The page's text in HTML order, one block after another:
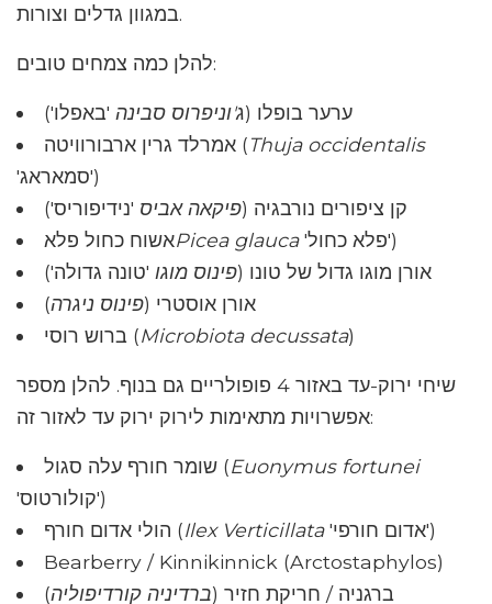
במגוון גדלים וצורות.
להלן כמה צמחים טובים:
ערער בופלו (ג'וניפרוס סבינה 'באפלו')
אמרלד גרין ארבורוויטה (Thuja occidentalis
'סמאראג')
קן ציפורים נורבגיה (פיקאה אביס 'נידיפוריס')
אשוח כחול פלאPicea glauca
'פלא כחול')
אורן מוגו גדול של טונו (פינוס מוגו 'טונה גדולה')
אורן אוסטרי (פינוס ניגרה)
ברוש רוסי (Microbiota decussata)
שיחי ירוק-עד באזור 4 פופולריים גם בנוף. להלן מספר
אפשרויות מתאימות לירוק ירוק עד לאזור זה:
שומר חורף עלה סגול (Euonymus fortunei
'קולורטוס')
הולי אדום חורף (Ilex Verticillata
'אדום חורפי')
Bearberry / Kinnikinnick (Arctostaphylos)
ברגניה / חריקת חזיר (ברדיניה קורדיפוליה)